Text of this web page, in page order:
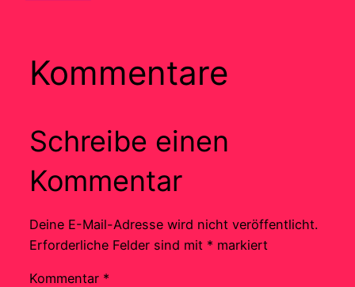
Kommentare
Schreibe einen
Kommentar
Deine E-Mail-Adresse wird nicht veröffentlicht.
Erforderliche Felder sind mit * markiert
Kommentar *